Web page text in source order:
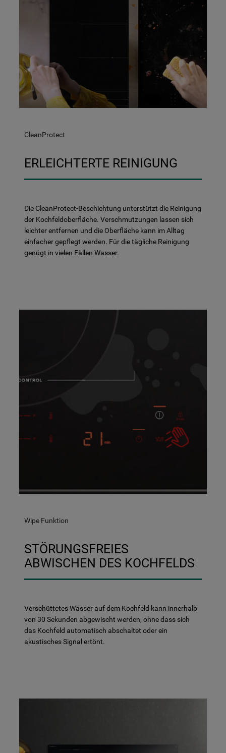
CleanProtect
ERLEICHTERTE REINIGUNG
Die CleanProtect-Beschichtung unterstützt die Reinigung
der Kochfeldoberfläche. Verschmutzungen lassen sich
leichter entfernen und die Oberfläche kann im Alltag
einfacher gepflegt werden. Für die tägliche Reinigung
genügt in vielen Fällen Wasser.
Wipe Funktion
STÖRUNGSFREIES
ABWISCHEN DES KOCHFELDS
Verschüttetes Wasser auf dem Kochfeld kann innerhalb
von 30 Sekunden abgewischt werden, ohne dass sich
das Kochfeld automatisch abschaltet oder ein
akustisches Signal ertönt.